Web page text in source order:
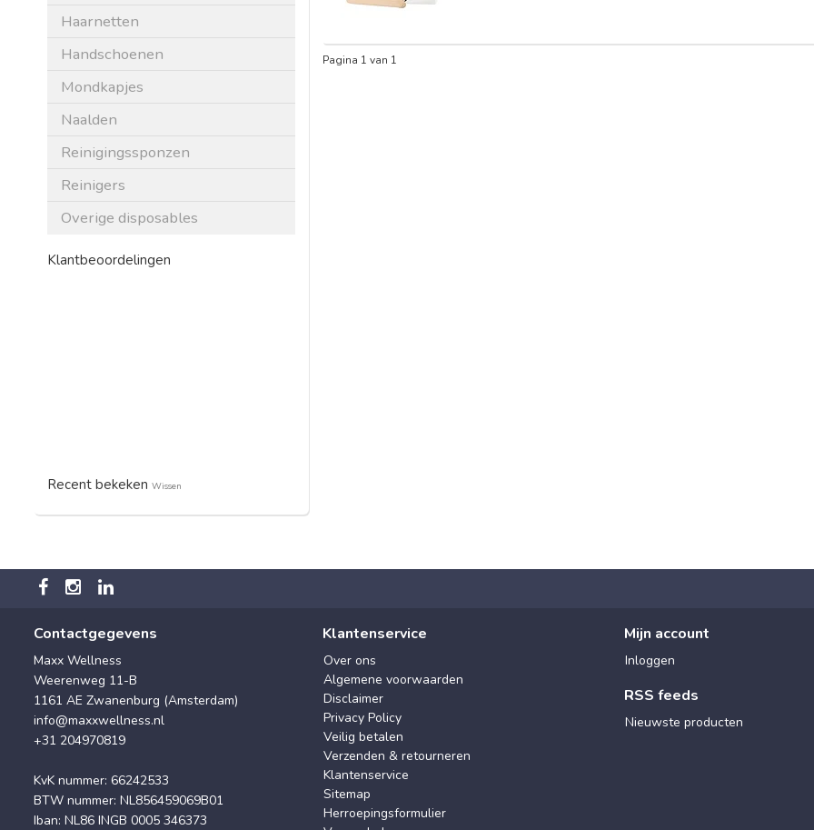
Haarnetten
Handschoenen
Mondkapjes
Naalden
Reinigingssponzen
Reinigers
Overige disposables
Klantbeoordelingen
Recent bekeken Wissen
Pagina 1 van 1
Contactgegevens
Maxx Wellness
Weerenweg 11-B
1161 AE Zwanenburg (Amsterdam)
info@maxxwellness.nl
+31 204970819
KvK nummer: 66242533
BTW nummer: NL856459069B01
Iban: NL86 INGB 0005 346373
Klantenservice
Over ons
Algemene voorwaarden
Disclaimer
Privacy Policy
Veilig betalen
Verzenden & retourneren
Klantenservice
Sitemap
Herroepingsformulier
Mijn account
Inloggen
RSS feeds
Nieuwste producten